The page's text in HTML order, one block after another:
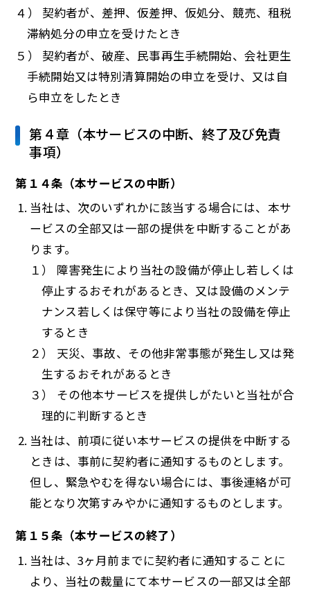
４） 契約者が、差押、仮差押、仮処分、競売、租税
滞納処分の申立を受けたとき
５） 契約者が、破産、民事再生手続開始、会社更生
手続開始又は特別清算開始の申立を受け、又は自
ら申立をしたとき
第４章（本サービスの中断、終了及び免責
事項）
第１４条（本サービスの中断）
当社は、次のいずれかに該当する場合には、本サ
ービスの全部又は一部の提供を中断することがあ
ります。
１） 障害発生により当社の設備が停止し若しくは
停止するおそれがあるとき、又は設備のメンテ
ナンス若しくは保守等により当社の設備を停止
するとき
２） 天災、事故、その他非常事態が発生し又は発
生するおそれがあるとき
３） その他本サービスを提供しがたいと当社が合
理的に判断するとき
当社は、前項に従い本サービスの提供を中断する
ときは、事前に契約者に通知するものとします。
但し、緊急やむを得ない場合には、事後連絡が可
能となり次第すみやかに通知するものとします。
第１５条（本サービスの終了）
当社は、3ヶ月前までに契約者に通知することに
より、当社の裁量にて本サービスの一部又は全部